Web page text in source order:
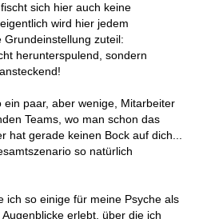
sich hier auch keine
wird hier jedem
zuteil:
herunterspulend, sondern
paar, aber wenige, Mitarbeiter
Teams, wo man schon das
hat gerade keinen Bock auf dich...
so natürlich
ich so einige für meine Psyche als
erlebt, über die ich